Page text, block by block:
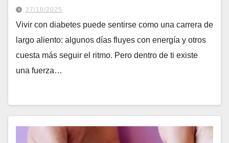
27/10/2025
Vivir con diabetes puede sentirse como una carrera de
largo aliento: algunos días fluyes con energía y otros
cuesta más seguir el ritmo. Pero dentro de ti existe
una fuerza…